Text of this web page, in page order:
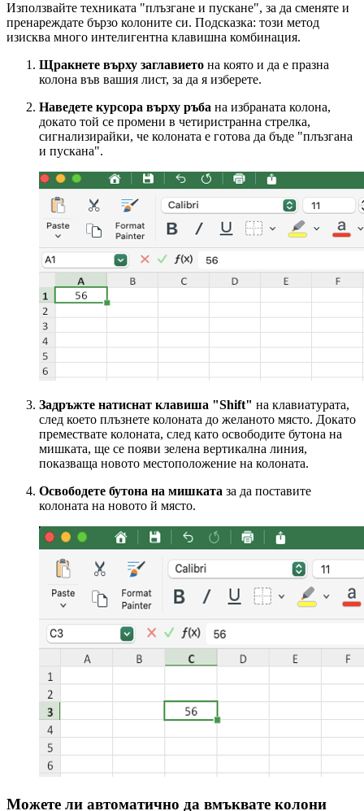
Използвайте техниката "плъзгане и пускане", за да сменяте и
пренареждате бързо колоните си. Подсказка: този метод
изисква много интелигентна клавишна комбинация.
Щракнете върху заглавието на която и да е празна
колона във вашия лист, за да я изберете.
Наведете курсора върху ръба на избраната колона,
докато той се промени в четиристранна стрелка,
сигнализирайки, че колоната е готова да бъде "плъзгана
и пускана".
Задръжте натиснат клавиша "Shift" на клавиатурата,
след което плъзнете колоната до желаното място. Докато
премествате колоната, след като освободите бутона на
мишката, ще се появи зелена вертикална линия,
показваща новото местоположение на колоната.
Освободете бутона на мишката за да поставите
колоната на новото й място.
Можете ли автоматично да вмъквате колони